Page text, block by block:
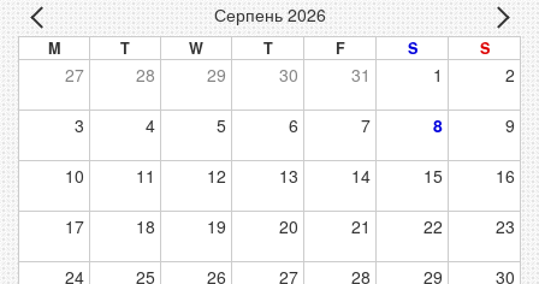
Серпень 2026
M T W T F S S
27 28 29 30 31 1 2
3 4 5 6 7 8 9
10 11 12 13 14 15 16
17 18 19 20 21 22 23
24 25 26 27 28 29 30